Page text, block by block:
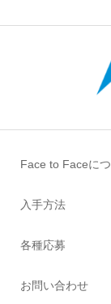
Face to Faceに
入手方法
各種応募
お問い合わせ